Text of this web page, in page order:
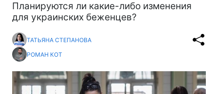
Планируются ли какие-либо изменения
для украинских беженцев?
ТАТЬЯНА СТЕПАНОВА
РОМАН КОТ